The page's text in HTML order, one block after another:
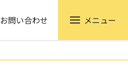
お問い合わせ メニュー